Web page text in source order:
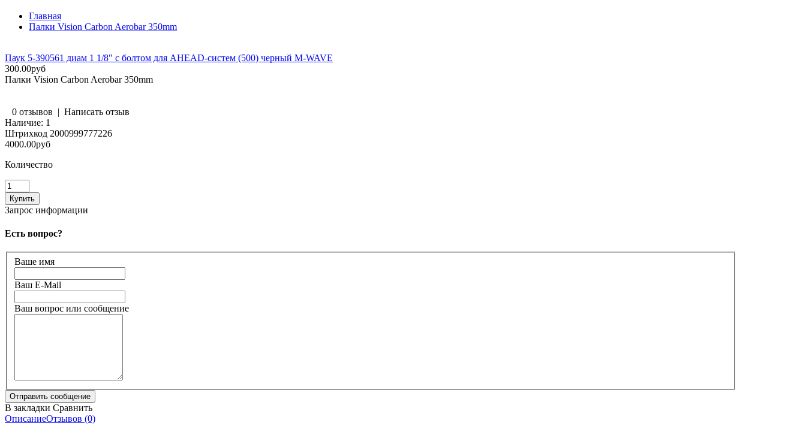
Главная
Палки Vision Carbon Aerobar 350mm
Паук 5-390561 диам 1 1/8" с болтом для AHEAD-систем (500) черный M-WAVE
300.00руб
Палки Vision Carbon Aerobar 350mm
0 отзывов | Написать отзыв
Наличие: 1
Штрихкод 2000999777226
4000.00руб
Количество
Запрос информации
Есть вопрос?
Ваше имя
Ваш E-Mail
Ваш вопрос или сообщение
В закладки Сравнить
ОписаниеОтзывов (0)